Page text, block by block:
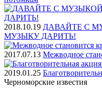
2018.10.19 ДАВАЙТЕ С
МУЗЫКУ ДАРИТЬ!
2017.07.13 Межводное
2019.01.25
Черноморские известия